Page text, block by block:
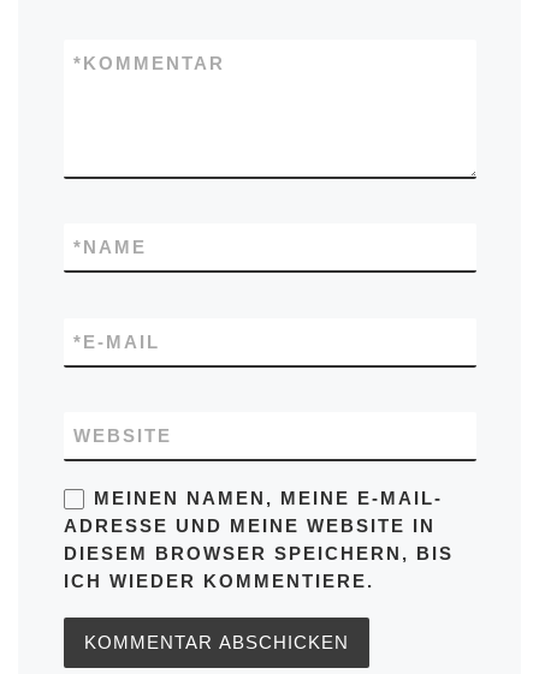
KOMMENTAR
*
NAME
*
E-MAIL
*
WEBSITE
MEINEN NAMEN, MEINE E-MAIL-
ADRESSE UND MEINE WEBSITE IN
DIESEM BROWSER SPEICHERN, BIS
ICH WIEDER KOMMENTIERE.